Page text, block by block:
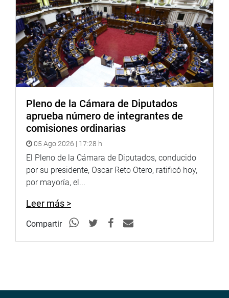
Pleno de la Cámara de Diputados
aprueba número de integrantes de
comisiones ordinarias
05 Ago 2026 | 17:28 h
El Pleno de la Cámara de Diputados, conducido
por su presidente, Oscar Reto Otero, ratificó hoy,
por mayoría, el...
Leer más >
Compartir